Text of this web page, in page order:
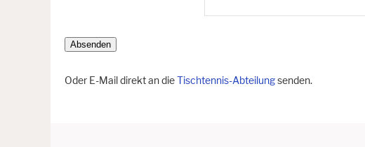
Oder E-Mail direkt an dieTischtennis-Abteilungsenden.